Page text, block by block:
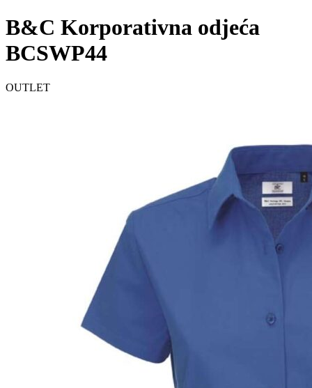
B&C Korporativna odjeća
BCSWP44
OUTLET